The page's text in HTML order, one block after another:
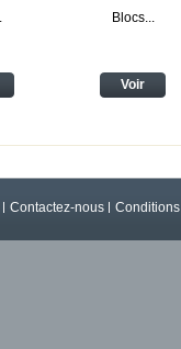
Blocs...
Voir
Contactez-nous